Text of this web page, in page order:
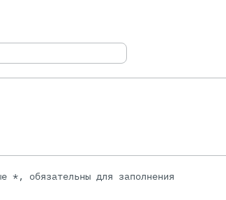
*, обязательны для заполнения